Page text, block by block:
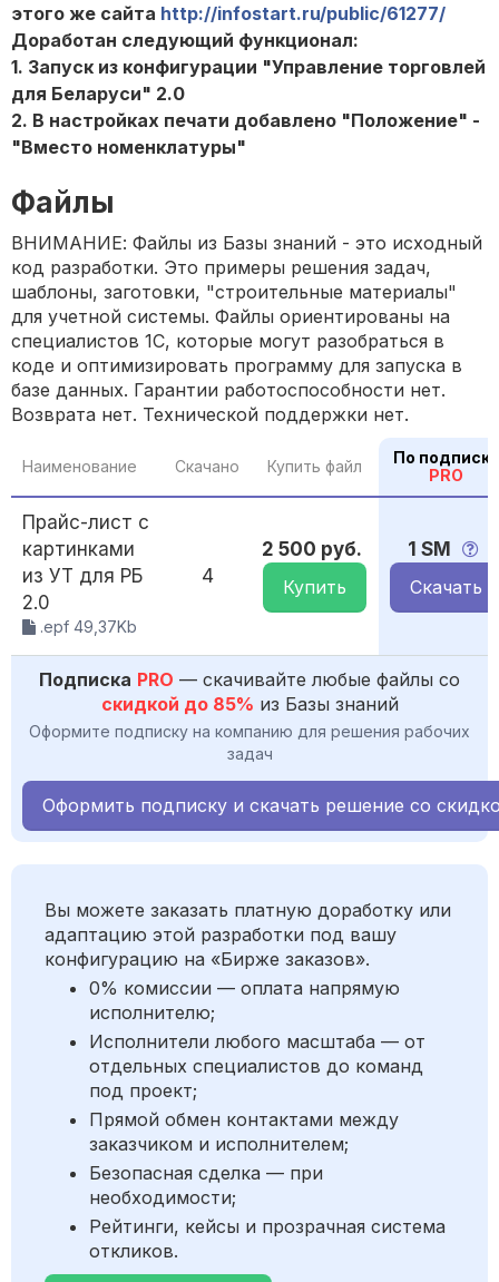
этого же сайта http://infostart.ru/public/61277/
Доработан следующий функционал:
1. Запуск из конфигурации "Управление торговлей
для Беларуси" 2.0
2. В настройках печати добавлено "Положение" -
"Вместо номенклатуры"
Файлы
ВНИМАНИЕ: Файлы из Базы знаний - это исходный
код разработки. Это примеры решения задач,
шаблоны, заготовки, "строительные материалы"
для учетной системы. Файлы ориентированы на
специалистов 1С, которые могут разобраться в
коде и оптимизировать программу для запуска в
базе данных. Гарантии работоспособности нет.
Возврата нет. Технической поддержки нет.
Наименование Скачано Купить файл
По подписке
PRO
Прайс-лист с
картинками
из УТ для РБ
2.0
.epf 49,37Kb
4
2 500 руб.
Купить
1 SM
Скачать
Подписка PRO — скачивайте любые файлы со
скидкой до 85% из Базы знаний
Оформите подписку на компанию для решения рабочих
задач
Оформить подписку и скачать решение со
Вы можете заказать платную доработку или
адаптацию этой разработки под вашу
конфигурацию на «Бирже заказов».
0% комиссии — оплата напрямую
исполнителю;
Исполнители любого масштаба — от
отдельных специалистов до команд
под проект;
Прямой обмен контактами между
заказчиком и исполнителем;
Безопасная сделка — при
необходимости;
Рейтинги, кейсы и прозрачная система
откликов.